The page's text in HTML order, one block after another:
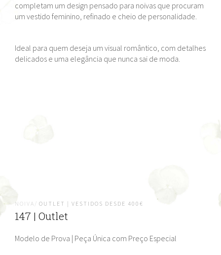
completam um design pensado para noivas que procuram
um vestido feminino, refinado e cheio de personalidade.
Ideal para quem deseja um visual romântico, com detalhes
delicados e uma elegância que nunca sai de moda.
NOIVA/ OUTLET | VESTIDOS DESDE 400€
147 | Outlet
Modelo de Prova | Peça Única com Preço Especial